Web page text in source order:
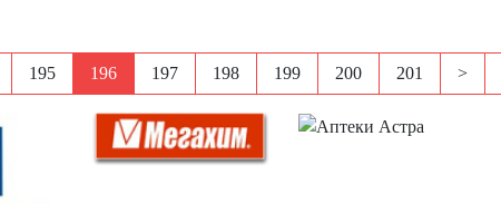
195 196 197 198 199 200 201 >